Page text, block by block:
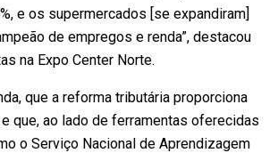
e os supermercados [se expandiram]
de empregos e renda”, destacou
na Expo Center Norte.
que a reforma tributária proporciona
e que, ao lado de ferramentas oferecidas
o Serviço Nacional de Aprendizagem